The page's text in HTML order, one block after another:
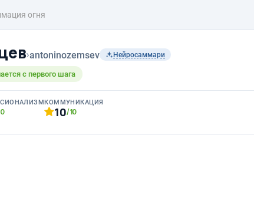
огня
›antoninozemsev Нейросаммари
с первого шага
КОММУНИКАЦИЯ
10/10